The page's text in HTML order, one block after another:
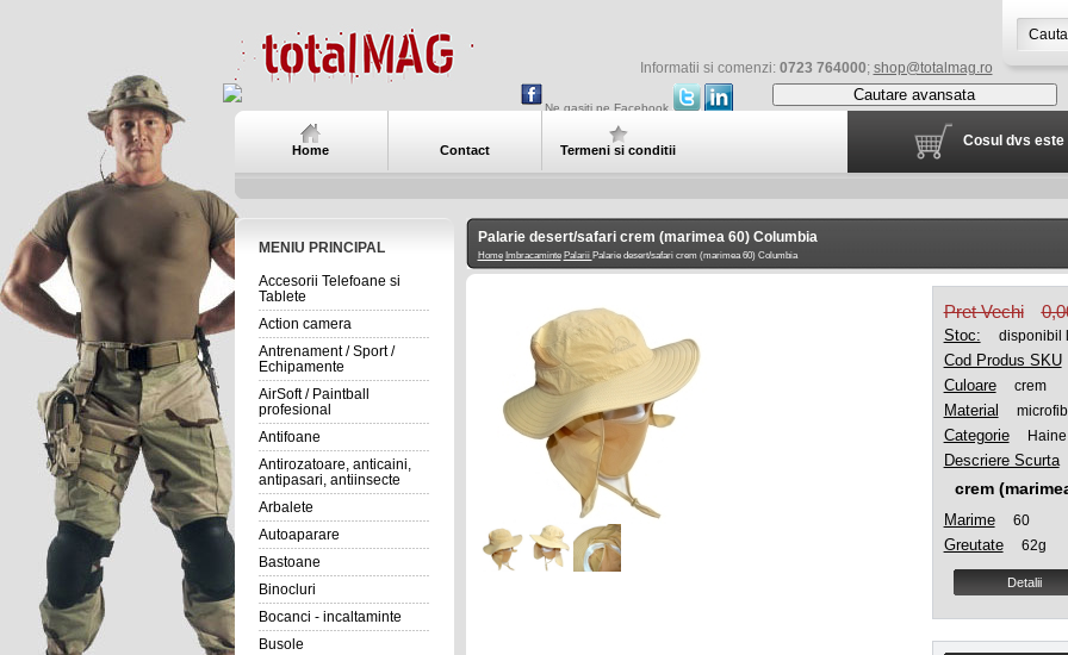
Informatii si comenzi: 0723 764000; shop@totalmag.ro
Ne gasiti pe Facebook
Cautare avansata
Home Contact Termeni si conditii
Cosul dvs este
MENIU PRINCIPAL
Accesorii Telefoane si
Tablete
Action camera
Antrenament / Sport /
Echipamente
AirSoft / Paintball
profesional
Antifoane
Antirozatoare, anticaini,
antipasari, antiinsecte
Arbalete
Autoaparare
Bastoane
Binocluri
Bocanci - incaltaminte
Busole
Palarie desert/safari crem (marimea 60) Columbia
Home Imbracaminte Palarii Palarie desert/safari crem (marimea 60) Columbia
Pret Vechi
Stoc: disponibil
Cod Produs SKU
Culoare
crem
Material
Categorie Haine
Descriere Scurta
crem
Marime 60
Greutate 62g
Detalii